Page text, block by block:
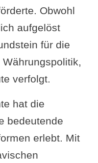
Obwohl
aufgelöst
für die
verfolgt.
hat die
bedeutende
erlebt. Mit